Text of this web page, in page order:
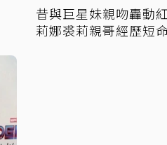
昔與巨星妹親吻轟動
莉娜裘莉親哥經歷短